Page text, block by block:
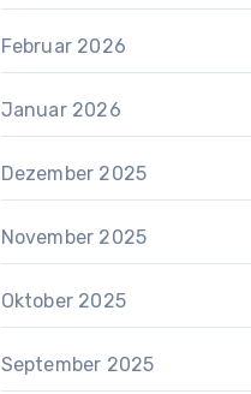
Februar 2026
Januar 2026
Dezember 2025
November 2025
Oktober 2025
September 2025